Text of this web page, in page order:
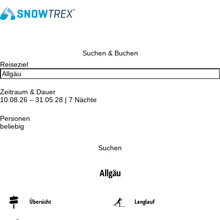
Suchen & Buchen
Reiseziel
Zeitraum & Dauer
10.08.26 – 31.05.28 | 7 Nächte
Personen
beliebig
Suchen
Allgäu
Übersicht Langlauf